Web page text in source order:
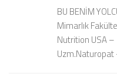
BU BENİM
Mimarlık
Nutrition USA
Uzm.Naturopat